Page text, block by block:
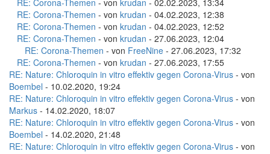
RE: Corona-Themen - von krudan - 02.02.2023, 13:34
RE: Corona-Themen - von krudan - 04.02.2023, 12:38
RE: Corona-Themen - von krudan - 04.02.2023, 12:52
RE: Corona-Themen - von krudan - 27.06.2023, 12:04
RE: Corona-Themen - von FreeNine - 27.06.2023, 17:32
RE: Corona-Themen - von krudan - 27.06.2023, 17:55
RE: Nature: Chloroquin in vitro effektiv gegen Corona-Virus - von
Boembel - 10.02.2020, 19:24
RE: Nature: Chloroquin in vitro effektiv gegen Corona-Virus - von
Markus - 14.02.2020, 18:07
RE: Nature: Chloroquin in vitro effektiv gegen Corona-Virus - von
Boembel - 14.02.2020, 21:48
RE: Nature: Chloroquin in vitro effektiv gegen Corona-Virus - von